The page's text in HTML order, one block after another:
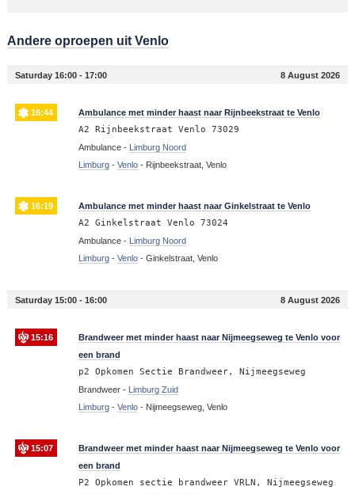
Andere oproepen uit Venlo
Saturday 16:00 - 17:00 8 August 2026
16:44 Ambulance met minder haast naar Rijnbeekstraat te Venlo
A2 Rijnbeekstraat Venlo 73029
Ambulance - Limburg Noord
Limburg- Venlo- Rijnbeekstraat, Venlo
16:19 Ambulance met minder haast naar Ginkelstraat te Venlo
A2 Ginkelstraat Venlo 73024
Ambulance - Limburg Noord
Limburg- Venlo- Ginkelstraat, Venlo
Saturday 15:00 - 16:00 8 August 2026
15:16
Brandweer met minder haast naar Nijmeegseweg te Venlo voor
een brand
p2 Opkomen Sectie Brandweer, Nijmeegseweg
Brandweer - Limburg Zuid
Limburg- Venlo- Nijmeegseweg, Venlo
15:07
Brandweer met minder haast naar Nijmeegseweg te Venlo voor
een brand
P2 Opkomen sectie brandweer VRLN, Nijmeegseweg